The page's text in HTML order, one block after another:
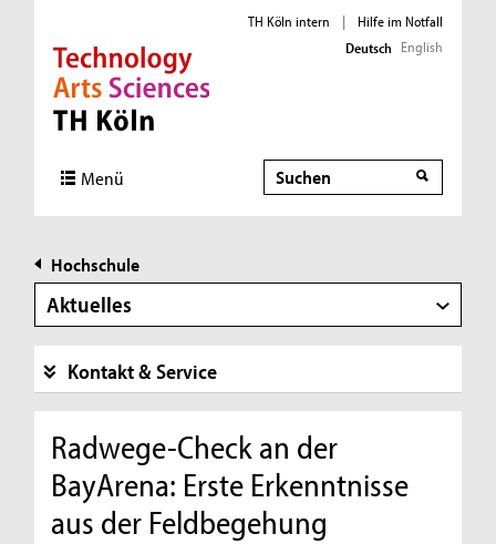
Direkt zur Hauptnavigation
Direkt zur Subnavigation
Direkt zum Inhalt
Direkt zum Fußbereich
TH Köln intern |
Hilfe im Notfall
Deutsch English
Menü Suche
Hochschule
Aktuelles
Kontakt & Service
Radwege-Check an der
BayArena: Erste Erkenntnisse
aus der Feldbegehung